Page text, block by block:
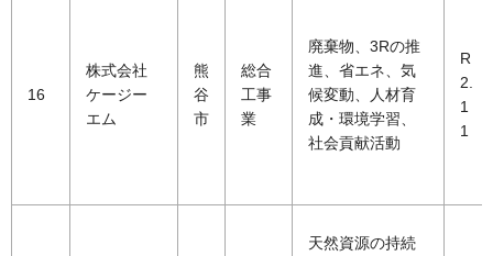
16
株式会社
ケージー
エム
熊
谷
市
総合
工事
業
廃棄物、3Rの推
進、省エネ、気
候変動、人材育
成・環境学習、
社会貢献活動
R
2.
1
1
天然資源の持続